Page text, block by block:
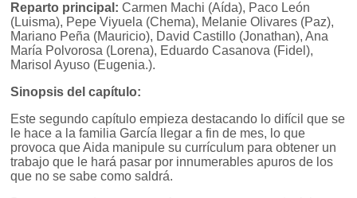
Reparto principal: Carmen Machi (Aída), Paco León
(Luisma), Pepe Viyuela (Chema), Melanie Olivares (Paz),
Mariano Peña (Mauricio), David Castillo (Jonathan), Ana
María Polvorosa (Lorena), Eduardo Casanova (Fidel),
Marisol Ayuso (Eugenia.).
Sinopsis del capítulo:
Este segundo capítulo empieza destacando lo difícil que se
le hace a la familia García llegar a fin de mes, lo que
provoca que Aida manipule su currículum para obtener un
trabajo que le hará pasar por innumerables apuros de los
que no se sabe como saldrá.